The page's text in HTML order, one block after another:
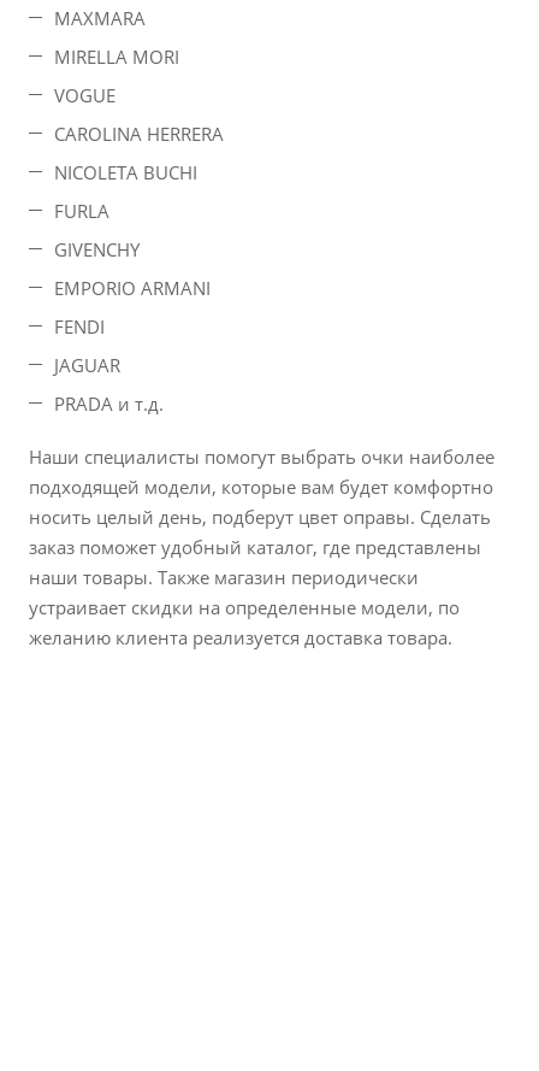
MAXMARA
MIRELLA MORI
VOGUE
CAROLINA HERRERA
NICOLETA BUCHI
FURLA
GIVENCHY
EMPORIO ARMANI
FENDI
JAGUAR
PRADA и т.д.
Наши специалисты помогут выбрать очки наиболее
подходящей модели, которые вам будет комфортно
носить целый день, подберут цвет оправы. Сделать
заказ поможет удобный каталог, где представлены
наши товары. Также магазин периодически
устраивает скидки на определенные модели, по
желанию клиента реализуется доставка товара.